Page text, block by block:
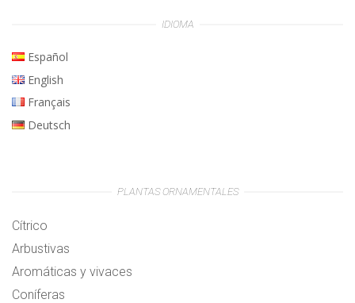
IDIOMA
Español
English
Français
Deutsch
PLANTAS ORNAMENTALES
Cítrico
Arbustivas
Aromáticas y vivaces
Coníferas